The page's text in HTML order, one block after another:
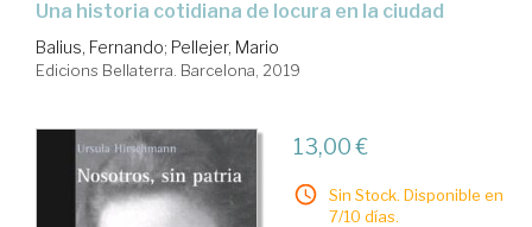
una historia cotidiana de locura en la ciudad
Balius, Fernando; Pellejer, Mario
Edicions Bellaterra. Barcelona, 2019
13,00 €
Sin Stock. Disponible en
7/10 días.